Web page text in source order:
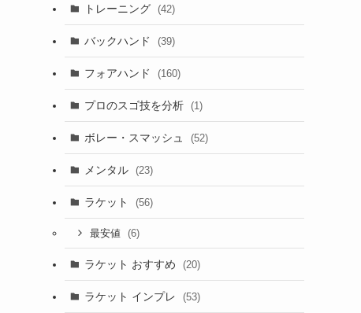
トレーニング (42)
バックハンド (39)
フォアハンド (160)
プロのスゴ技を分析 (1)
ボレー・スマッシュ (52)
メンタル (23)
ラケット (56)
最安値 (6)
ラケット おすすめ (20)
ラケット インプレ (53)